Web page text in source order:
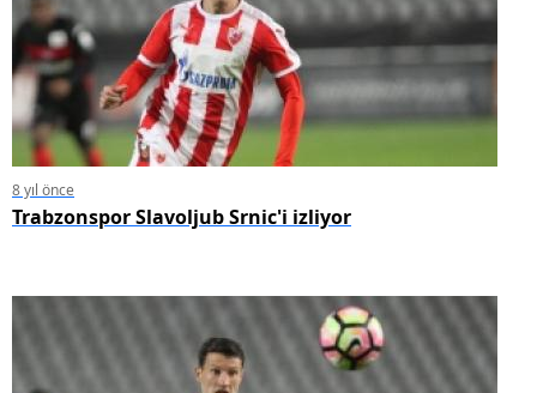
8 yıl önce
Trabzonspor Slavoljub Srnic'i izliyor